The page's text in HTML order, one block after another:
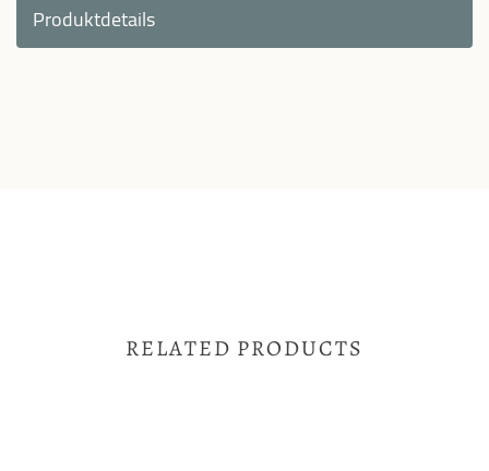
Produktdetails
RELATED PRODUCTS